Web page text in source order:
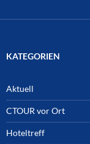
KATEGORIEN
Aktuell
CTOUR vor Ort
Hoteltreff